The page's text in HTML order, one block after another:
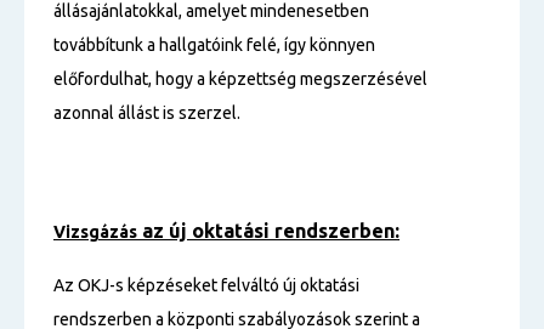
állásajánlatokkal, amelyet mindenesetben
továbbítunk a hallgatóink felé, így könnyen
előfordulhat, hogy a képzettség megszerzésével
azonnal állást is szerzel.
Vizsgázás az új oktatási rendszerben:
Az OKJ-s képzéseket felváltó új oktatási
rendszerben a központi szabályozások szerint a